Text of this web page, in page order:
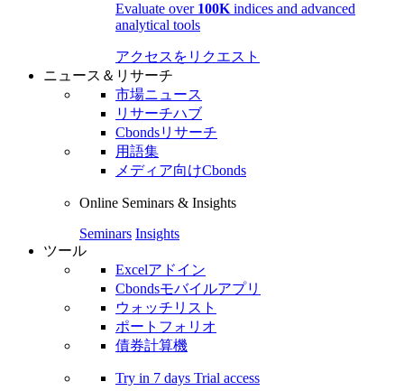
Evaluate over 100K indices and advanced
analytical tools
アクセスをリクエスト
ニュース＆リサーチ
市場ニュース
リサーチハブ
Cbondsリサーチ
用語集
メディア向けCbonds
Online Seminars & Insights
Seminars Insights
ツール
Excelアドイン
Cbondsモバイルアプリ
ウォッチリスト
ポートフォリオ
債券計算機
Try in 7 days Trial access